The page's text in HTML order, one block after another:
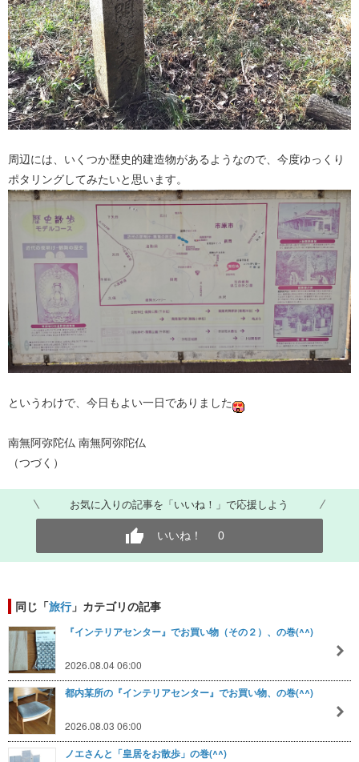
周辺には、いくつか歴史的建造物があるようなので、今度ゆっくり
ポタリングしてみたいと思います。
というわけで、今日もよい一日でありました
南無阿弥陀仏 南無阿弥陀仏
（つづく）
お気に入りの記事を「いいね！」で応援しよう
いいね！ 0
同じ「旅行」カテゴリの記事
『インテリアセンター』でお買い物（その２）、の巻(^^)
2026.08.04 06:00
都内某所の『インテリアセンター』でお買い物、の巻(^^)
2026.08.03 06:00
ノエさんと「皇居をお散歩」の巻(^^)